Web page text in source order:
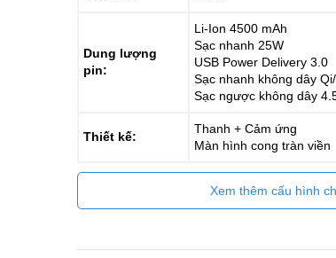
Dung lượng
pin:
Li-Ion 4500 mAh
Sạc nhanh 25W
USB Power Delivery 3.0
Sạc nhanh không dây
Sạc ngược không dây
Thiết kế:
Thanh + Cảm ứng
Màn hình cong tràn viền
Xem thêm cấu hình